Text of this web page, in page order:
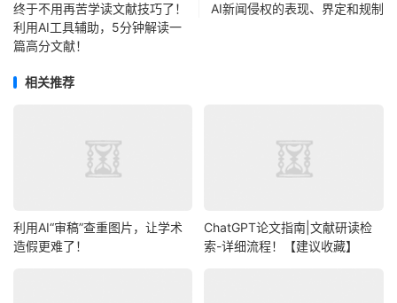
终于不用再苦学读文献技巧了！
利用AI工具辅助，5分钟解读一
篇高分文献！
AI新闻侵权的表现、界定和规制
相关推荐
利用AI“审稿”查重图片，让学术
造假更难了！
ChatGPT论文指南|文献研读检
索-详细流程！【建议收藏】